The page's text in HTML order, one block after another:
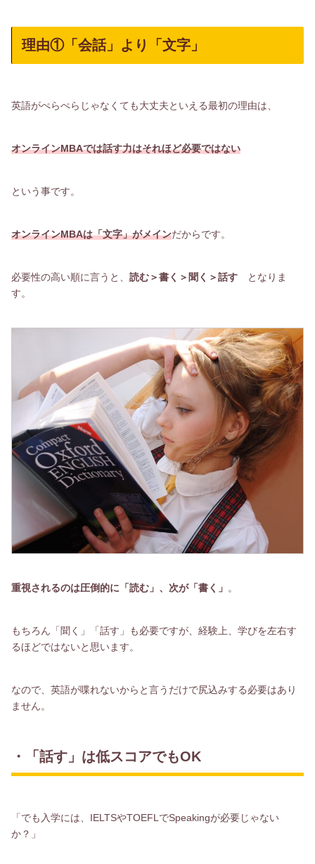
理由①「会話」より「文字」
英語がぺらぺらじゃなくても大丈夫といえる最初の理由は、
オンラインMBAでは話す力はそれほど必要ではない
という事です。
オンラインMBAは「文字」がメインだからです。
必要性の高い順に言うと、 読む＞書く＞聞く＞話す となりま
す。
重視されるのは圧倒的に「読む」、次が「書く」 。
もちろん「聞く」「話す」も必要ですが、経験上、学びを左右す
るほどではないと思います。
なので、英語が喋れないからと言うだけで尻込みする必要はあり
ません。
・「話す」は低スコアでもOK
「でも入学には、IELTSやTOEFLでSpeakingが必要じゃない
か？」